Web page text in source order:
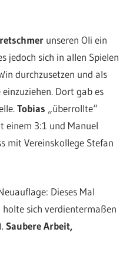
unseren Oli ein
jedoch sich in allen Spielen
durchzusetzen und als
Dort gab es
Tobias „überrollte“
einem 3:1 und Manuel
mit Vereinskollege Stefan
Dieses Mal
holte sich verdientermaßen
Saubere Arbeit,